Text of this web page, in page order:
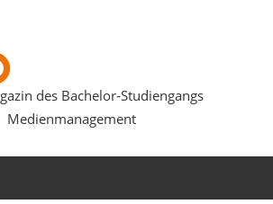
SUMOmag
des Bachelor-Studiengangs
Medienmanagement